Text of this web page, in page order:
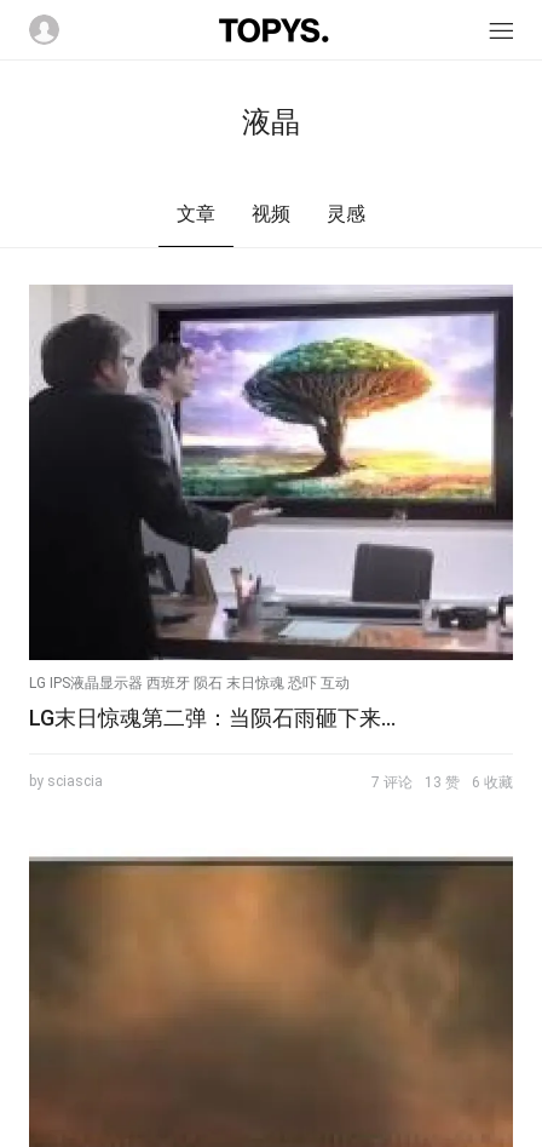
液晶
文章 视频 灵感
LG IPS液晶显示器 西班牙 陨石 末日惊魂 恐吓 互动
LG末日惊魂第二弹：当陨石雨砸下来…
by sciascia 7 评论 13 赞 6 收藏